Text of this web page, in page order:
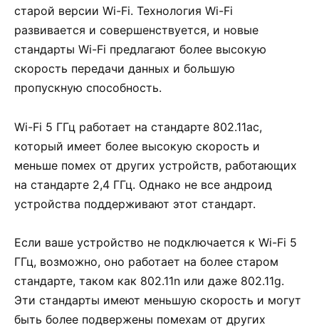
старой версии Wi-Fi. Технология Wi-Fi
развивается и совершенствуется, и новые
стандарты Wi-Fi предлагают более высокую
скорость передачи данных и большую
пропускную способность.
Wi-Fi 5 ГГц работает на стандарте 802.11ac,
который имеет более высокую скорость и
меньше помех от других устройств, работающих
на стандарте 2,4 ГГц. Однако не все андроид
устройства поддерживают этот стандарт.
Если ваше устройство не подключается к Wi-Fi 5
ГГц, возможно, оно работает на более старом
стандарте, таком как 802.11n или даже 802.11g.
Эти стандарты имеют меньшую скорость и могут
быть более подвержены помехам от других